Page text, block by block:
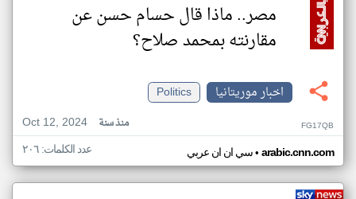
مصر.. ماذا قال حسام حسن عن
مقارنته بمحمد صلاح؟
اخبار موريتانيا
Politics
Oct 12, 2024
منذ سنة FG17QB
سي ان ان عربي• arabic.cnn.com عدد الكلمات: ٢٠٦